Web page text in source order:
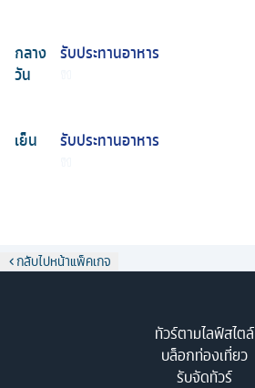
กลาง
วัน
รับประทานอาหาร
เย็น รับประทานอาหาร
กลับไปหน้าแพ็คเกจ
ทัวร์ตามไลฟ์สไตล์
บล็อกท่องเที่ยว
รับจัดทัวร์